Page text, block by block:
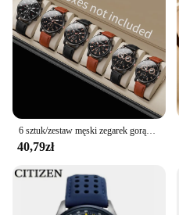
6 sztuk/zestaw męski zegarek gorący modny zestaw kombinacji luksusowy zegarek biznesowy unisex rekreacyjny zegarek kwarcowy w stylu sportowym (pudełko nie jest dołączone)
40,79zł